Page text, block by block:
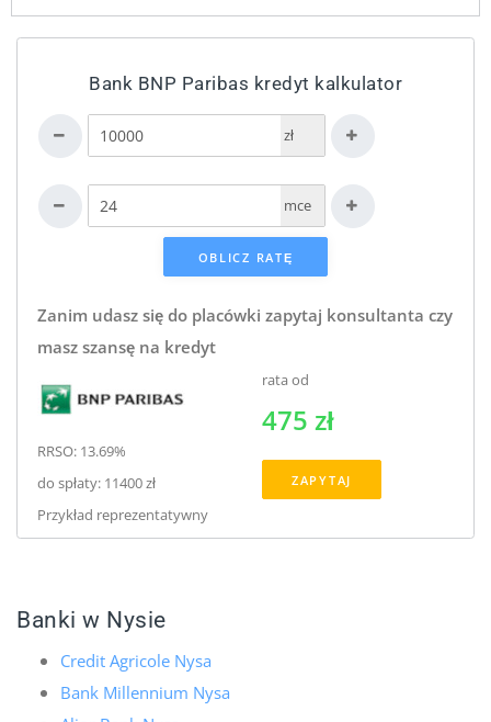
Bank BNP Paribas kredyt kalkulator
zł
mce
Zanim udasz się do placówki zapytaj konsultanta czy
masz szansę na kredyt
RRSO: 13.69%
do spłaty: 11400 zł
Przykład reprezentatywny
rata od
475 zł
ZAPYTAJ
Banki w Nysie
Credit Agricole Nysa
Bank Millennium Nysa